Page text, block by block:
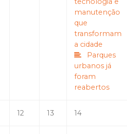
manutenção
que
transformam
a cidade
Parques
urbanos já
foram
reabertos
12 13 14